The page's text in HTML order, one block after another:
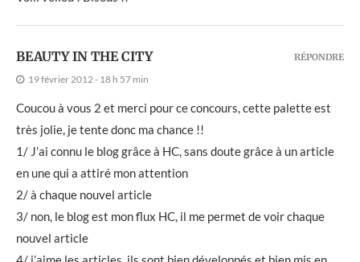
BEAUTY IN THE CITY
19 février 2012 - 18 h 57 min
Coucou à vous 2 et merci pour ce concours, cette palette est
très jolie, je tente donc ma chance !!
1/ J’ai connu le blog grâce à HC, sans doute grâce à un article
en une qui a attiré mon attention
2/ à chaque nouvel article
3/ non, le blog est mon flux HC, il me permet de voir chaque
nouvel article
RÉPONDRE